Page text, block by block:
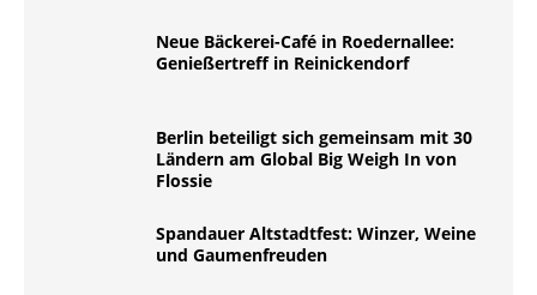
Neue Bäckerei-Café in Roedernallee:
Genießertreff in Reinickendorf
Berlin beteiligt sich gemeinsam mit 30
Ländern am Global Big Weigh In von
Flossie
Spandauer Altstadtfest: Winzer, Weine
und Gaumenfreuden